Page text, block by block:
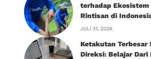
terhadap Ekosistem
Rintisan di
JULI 31, 2026
Ketakutan Terbesar
Direksi: Belajar Dari